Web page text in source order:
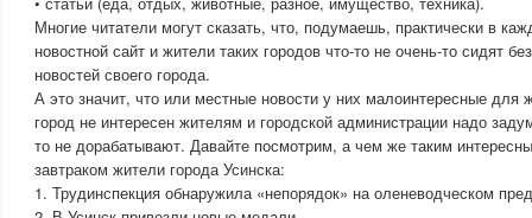
Многие читатели могут сказать, что, подумаешь, практически в
новостной сайт и жители таких городов что-то не очень-то сидят
новостей своего города.
А это значит, что или местные новости у них малоинтересные для
город не интересен жителям и городской администрации надо
то не дорабатывают. Давайте посмотрим, а чем же таким
завтраком жители города Усинска:
1. Трудинспекция обнаружила «непорядок» на оленеводческом